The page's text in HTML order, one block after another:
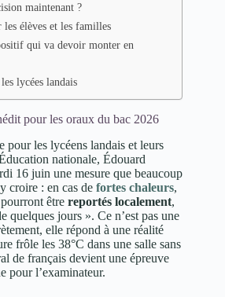
maintenant ?
les élèves et les familles
qui va devoir monter en
lycées landais
pour les oraux du bac 2026
pour les lycéens landais et leurs
nationale, Édouard
16 juin une mesure que beaucoup
croire : en cas de fortes chaleurs,
être reportés localement,
quelques jours ». Ce n’est pas une
elle répond à une réalité
frôle les 38°C dans une salle sans
de français devient une épreuve
pour l’examinateur.